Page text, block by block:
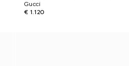
Gucci
€ 1.120